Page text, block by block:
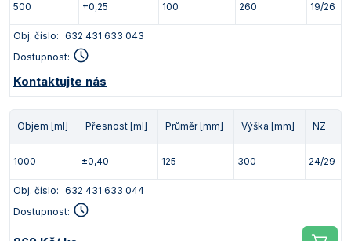
500 ±0,25 100 260 19/26
Obj. číslo: 632 431 633 043
Dostupnost:
Kontaktujte nás
Objem [ml] Přesnost [ml] Průměr [mm] Výška [mm] NZ
1000 ±0,40 125 300 24/29
Obj. číslo: 632 431 633 044
Dostupnost: